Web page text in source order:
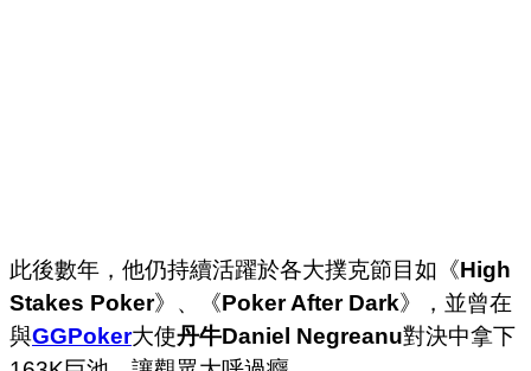
此後數年，他仍持續活躍於各大撲克節目如《High
Stakes Poker》、《Poker After Dark》，並曾在
與GGPoker大使丹牛Daniel Negreanu對決中拿下